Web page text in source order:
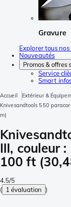
Gravure
Explorer tous
Nouveautés
Promos & offres
Service
Smart
Accueil Extérieur &
Knivesandtools 550
m)
III, couleur
100 ft
4.5/5
( 1 évaluation )